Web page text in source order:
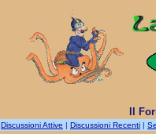
Il
Discussioni Attive | Discussioni Recenti |